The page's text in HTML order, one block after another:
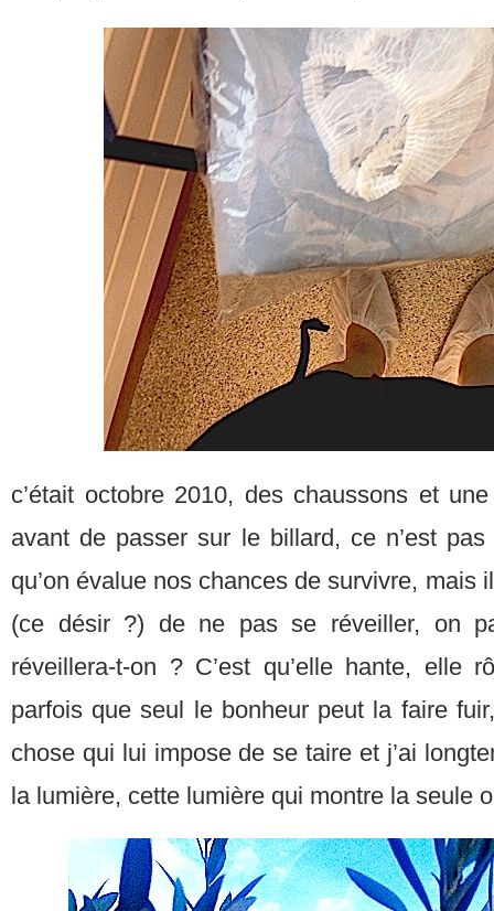
c’était octobre 2010, des chaussons et
avant de passer sur le billard, ce n’est
qu’on évalue nos chances de survivre, mais
(ce désir ?) de ne pas se réveiller, on
réveillera-t-on ? C’est qu’elle hante, elle
parfois que seul le bonheur peut la faire
chose qui lui impose de se taire et j’ai
la lumière, cette lumière qui montre la seule